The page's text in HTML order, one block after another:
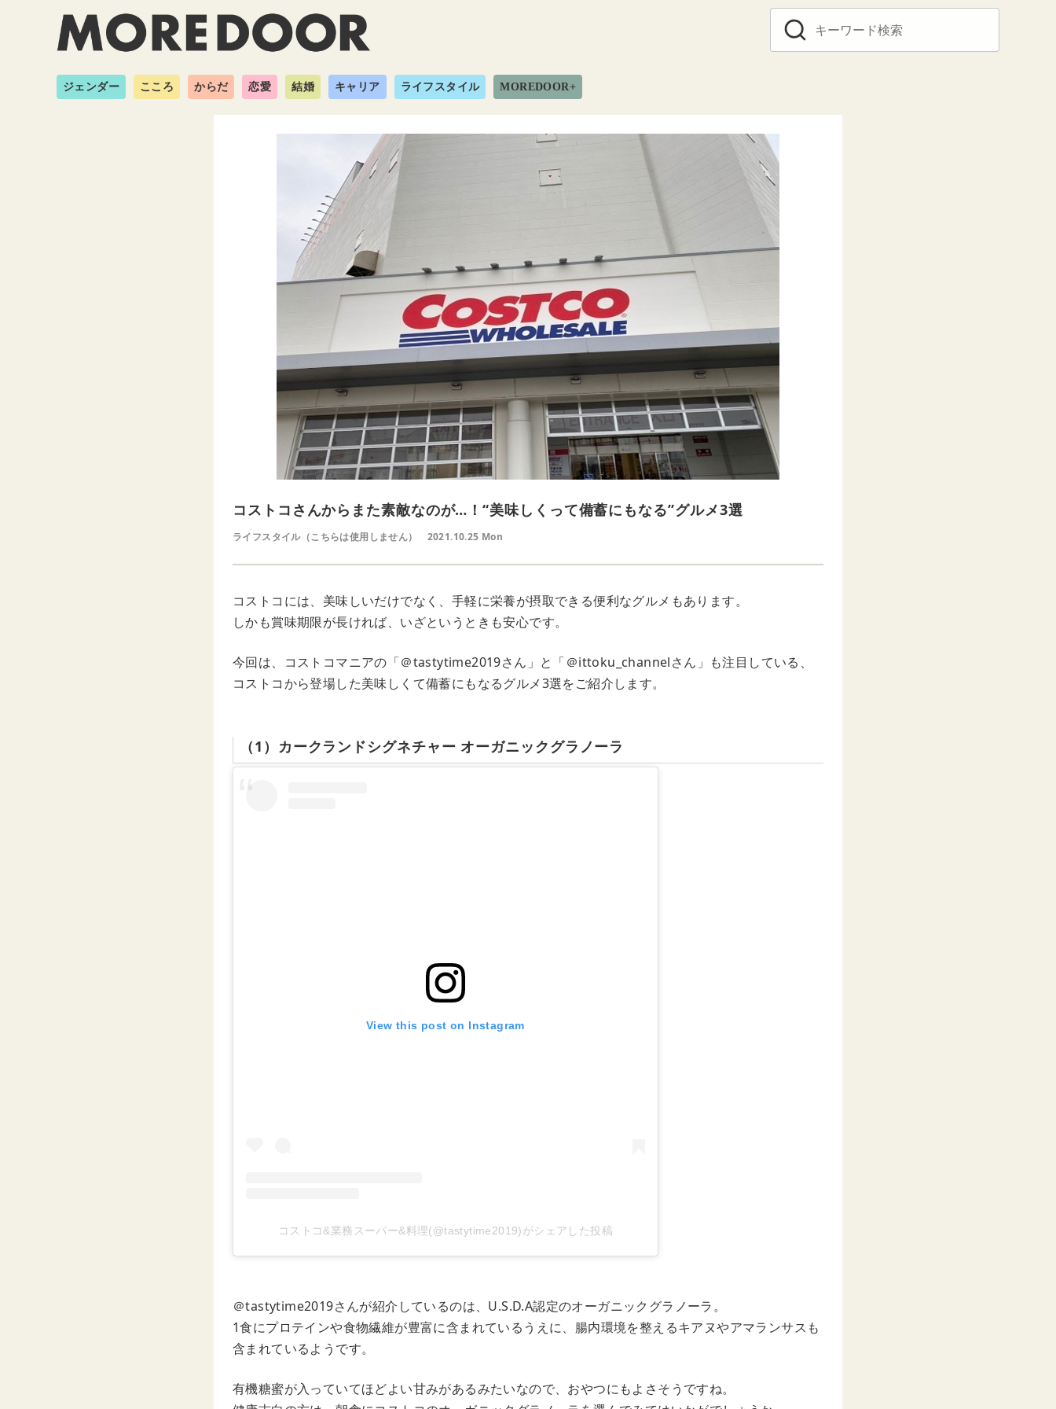
ジェンダー こころ からだ 恋愛 結婚 キャリア ライフスタイル MOREDOOR+
コストコさんからまた素敵なのが…！“美味しくって備蓄にもなる”グルメ3選
ライフスタイル（こちらは使用しません） 2021.10.25 Mon
コストコには、美味しいだけでなく、手軽に栄養が摂取できる便利なグルメもあります。
しかも賞味期限が長ければ、いざというときも安心です。
今回は、コストコマニアの「＠tastytime2019さん」と「＠ittoku_channelさん」も注目している、
コストコから登場した美味しくて備蓄にもなるグルメ3選をご紹介します。
（1）カークランドシグネチャー オーガニックグラノーラ
View this post on Instagram
コストコ&業務スーパー&料理(@tastytime2019)がシェアした投稿
＠tastytime2019さんが紹介しているのは、U.S.D.A認定のオーガニックグラノーラ。
1食にプロテインや食物繊維が豊富に含まれているうえに、腸内環境を整えるキアヌやアマランサスも
含まれているようです。
有機糖蜜が入っていてほどよい甘みがあるみたいなので、おやつにもよさそうですね。